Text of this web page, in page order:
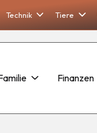
Technik Tiere
Finanzen